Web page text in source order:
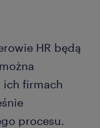
HR będą
ich firmach
procesu.